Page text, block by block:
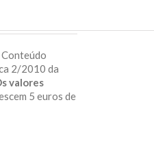
2/2010 da
valores
5 euros de